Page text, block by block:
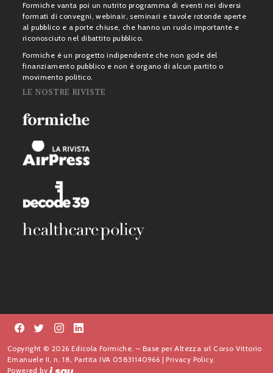
Formiche vanta poi un nutrito programma di eventi nei diversi
formati di convegni, webinair, seminari e tavole rotonde aperte
al pubblico e a porte chiuse, che hanno un ruolo importante e
riconosciuto nel dibattito pubblico.
Formiche è un progetto indipendente che non gode del
finanziamento pubblico e non è organo di alcun partito o
movimento politico.
LE NOSTRE RIVISTE
Copyright © 2026 Edicola Formiche. – Base per Altezza srl Corso Vittorio
Emanuele II, n. 18, Partita IVA 05831140966 |Privacy Policy.
Powered by